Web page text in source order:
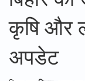
कृषि और
अपडेट